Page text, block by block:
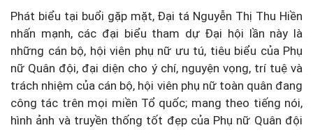
Phát biểu tại buổi gặp mặt, Đại tá Nguyễn Thị Thu Hiền
nhấn mạnh, các đại biểu tham dự Đại hội lần này là
những cán bộ, hội viên phụ nữ ưu tú, tiêu biểu của Phụ
nữ Quân đội, đại diện cho ý chí, nguyện vọng, trí tuệ và
trách nhiệm của cán bộ, hội viên phụ nữ toàn quân đang
công tác trên mọi miền Tổ quốc; mang theo tiếng nói,
hình ảnh và truyền thống tốt đẹp của Phụ nữ Quân đội